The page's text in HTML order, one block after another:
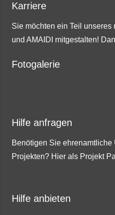
Karriere
Sie möchten ein Teil unseres
und AMAIDI mitgestalten!
Fotogalerie
Hilfe anfragen
Benötigen Sie ehrenamtliche
Projekten? Hier als Projekt
Hilfe anbieten